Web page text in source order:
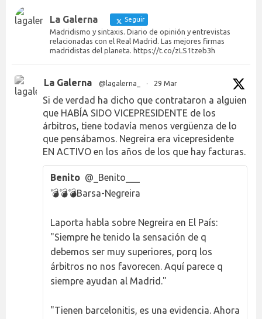
La Galerna Seguir
Madridismo y sintaxis. Diario de opinión y entrevistas
relacionadas con el Real Madrid. Las mejores firmas
madridistas del planeta. https://t.co/zLS1tzeb3h
La Galerna @lagalerna_ · 29 Mar
Si de verdad ha dicho que contrataron a alguien
que HABÍA SIDO VICEPRESIDENTE de los
árbitros, tiene todavía menos vergüenza de lo
que pensábamos. Negreira era vicepresidente
EN ACTIVO en los años de los que hay facturas.
Benito @_Benito___
💣💣💣Barsa-Negreira
Laporta habla sobre Negreira en El País:
"Siempre he tenido la sensación de q
debemos ser muy superiores, porq los
árbitros no nos favorecen. Aquí parece q
siempre ayudan al Madrid."
"Tienen barcelonitis, es una evidencia. Ahora